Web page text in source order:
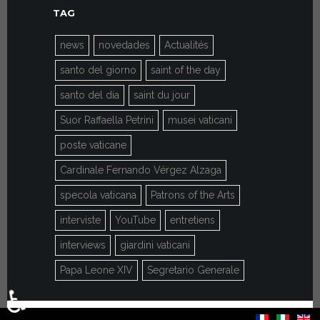
TAG
news novedades Actualités
santo del giorno saint of the day
santo del día saint du jour
Suor Raffaella Petrini musei vaticani
poste vaticane
Cardinale Fernando Vérgez Alzaga
specola vaticana Patrons of the Arts
interviste YouTube entretiens
interviews giardini vaticani
Papa Leone XIV Segretario Generale
Seleccione su idioma